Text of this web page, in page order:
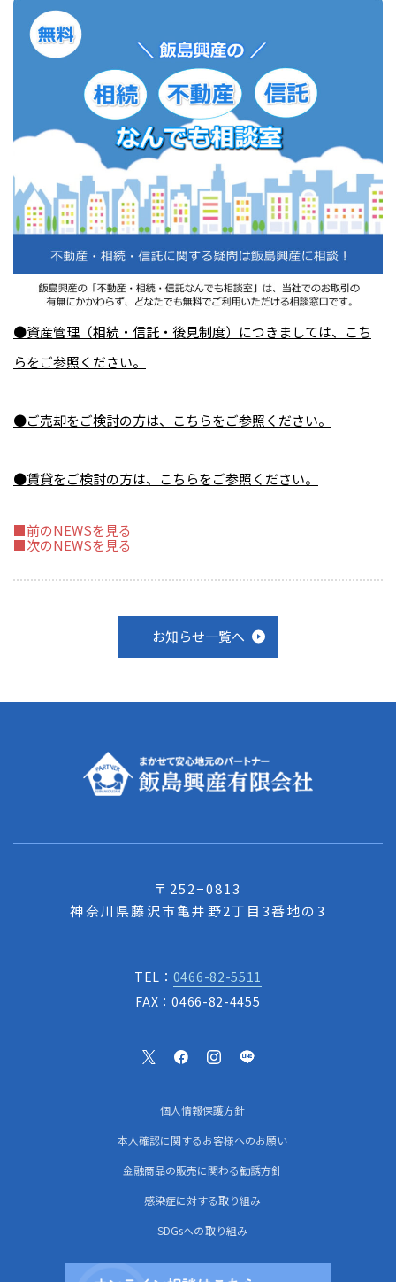
●資産管理（相続・信託・後見制度）につきましては、こち
らをご参照ください。
●ご売却をご検討の方は、こちらをご参照ください。
●賃貸をご検討の方は、こちらをご参照ください。
■前のNEWSを見る
■次のNEWSを見る
お知らせ一覧へ
〒252−0813
神奈川県藤沢市亀井野2丁目3番地の3
TEL： 0466-82-5511
FAX：0466-82-4455
個人情報保護方針
本人確認に関するお客様へのお願い
金融商品の販売に関わる勧誘方針
感染症に対する取り組み
SDGsへの取り組み